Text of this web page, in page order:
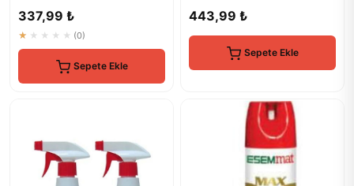
337,99 ₺
★★★★★ (0)
Sepete Ekle
443,99 ₺
Sepete Ekle